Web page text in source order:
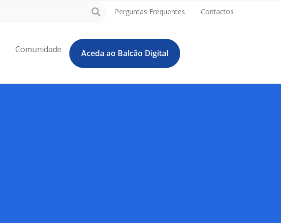
Perguntas Frequentes Contactos
Comunidade Aceda ao Balcão Digital